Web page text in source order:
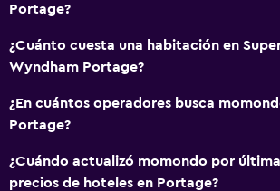
Portage?
¿Cuánto cuesta una habitación en
Wyndham Portage?
¿En cuántos operadores busca
Portage?
¿Cuándo actualizó momondo por
precios de hoteles en Portage?